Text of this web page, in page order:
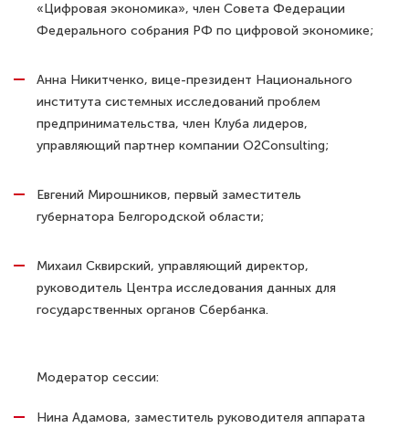
«Цифровая экономика», член Совета Федерации
Федерального собрания РФ по цифровой экономике;
Анна Никитченко, вице-президент Национального
института системных исследований проблем
предпринимательства, член Клуба лидеров,
управляющий партнер компании O2Consulting;
Евгений Мирошников, первый заместитель
губернатора Белгородской области;
Михаил Сквирский, управляющий директор,
руководитель Центра исследования данных для
государственных органов Сбербанка.
Модератор сессии:
Нина Адамова, заместитель руководителя аппарата